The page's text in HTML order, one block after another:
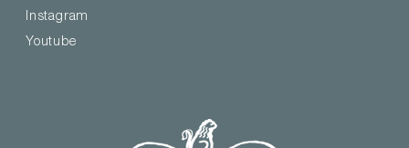
Instagram
Youtube